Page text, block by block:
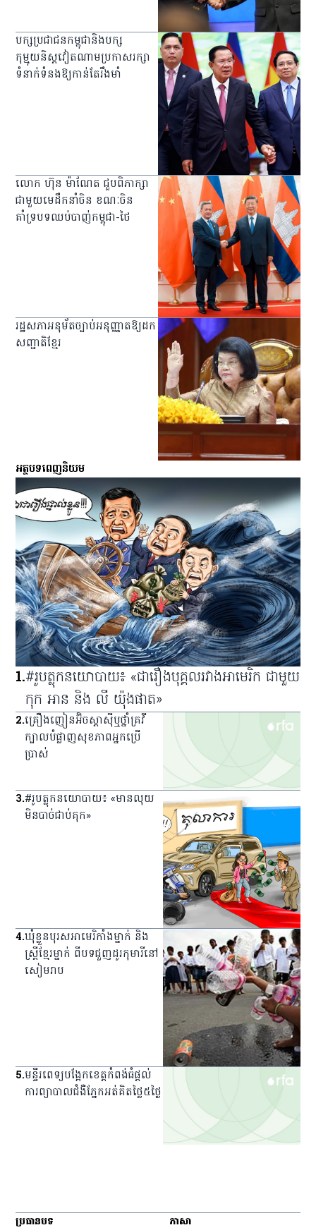
បក្សប្រជាជនកម្ពុជានិងបក្ស
កុម្មុយនិស្ដវៀតណាមប្រកាសរក្សា
ទំនាក់ទំនងឱ្យកាន់តែរឹងមាំ
លោក ហ៊ុន ម៉ាណែត ជួបពិភាក្សា
ជាមួយមេដឹកនាំចិន ខណៈចិន
គាំទ្របទឈប់បាញ់កម្ពុជា-ថៃ
រដ្ឋសភាអនុម័តច្បាប់អនុញ្ញាតឱ្យដក
សញ្ជាតិខ្មែរ
អត្ថបទពេញនិយម
1.#រូបត្លុកនយោបាយ៖ «ជារឿងបុគ្គលរវាងអាមេរិក ជាមួយ
កុក អាន និង លី យ៉ុងផាត»
2.គ្រឿង​ញៀន​អ៊ិចស្តាស៊ី​ឬ​ថ្នាំ​គ្រវី​
ក្បាល​បំផ្លាញ​សុខភាព​អ្នក​ប្រើ
ប្រាស់
3.#រូបត្លុកនយោបាយ៖ «មានលុយ
មិនបាច់ជាប់គុក»
4.ឃុំ​ខ្លួន​បុរស​អាមេរិកាំង​ម្នាក់ និង​
ស្ត្រី​ខ្មែរ​ម្នាក់ ពី​បទ​ជួញ​ដូរ​កុមារី​នៅ​
សៀមរាប
5.មន្ទីរពេទ្យ​បង្អែក​ខេត្ត​កំពង់ធំ​ផ្ដល់​
ការ​ព្យាបាល​ជំងឺ​ភ្នែក​អត់​គិត​ថ្លៃ​៥​ថ្ងៃ
ប្រធានបទ ភាសា